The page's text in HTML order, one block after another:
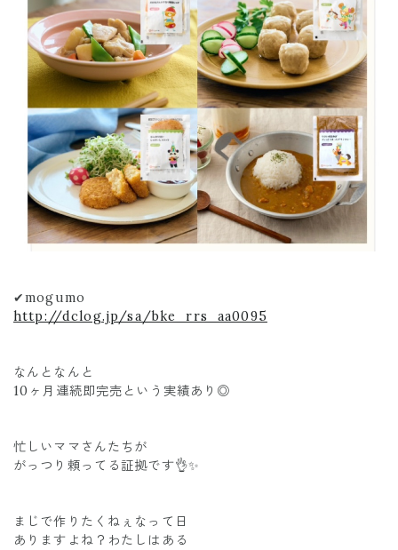
✔︎mogumo
http://dclog.jp/sa/bke_rrs_aa0095
なんとなんと
10ヶ月連続即完売という実績あり◎
忙しいママさんたちが
がっつり頼ってる証拠です👌✨
まじで作りたくねぇなって日
ありますよね？わたしはある